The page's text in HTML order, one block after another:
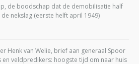
de boodschap dat de demobilisatie half
nekslag (eerste helft april 1949)
Henk van Welie, brief aan generaal Spoor
en veldpredikers: hoogste tijd om naar huis